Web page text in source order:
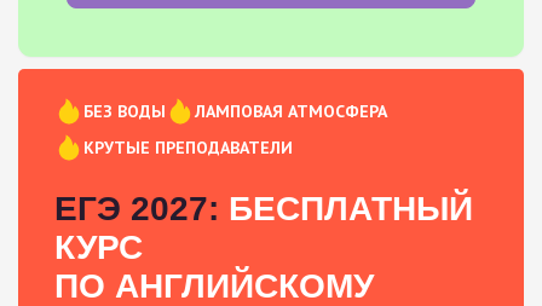
БЕЗ ВОДЫ
ЛАМПОВАЯ АТМОСФЕРА
КРУТЫЕ ПРЕПОДАВАТЕЛИ
ЕГЭ 2027: БЕСПЛАТНЫЙ
КУРС
ПО АНГЛИЙСКОМУ